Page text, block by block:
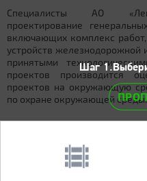
Специалисты АО
проектирование
включающих комплекс
устройств железнодорожной
принятыми
проектов производится
проектов на окружающую
по охране окружающей среды.
Шаг